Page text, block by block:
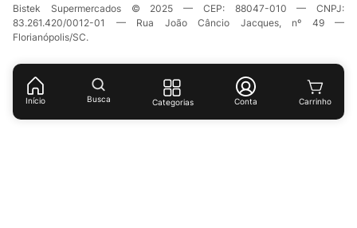
Início Busca Categorias Conta
Bistek Supermercados © 2025 — CEP: 88047-010 — CNPJ:
83.261.420/0012-01 — Rua João Câncio Jacques, nº 49 —
Florianópolis/SC.